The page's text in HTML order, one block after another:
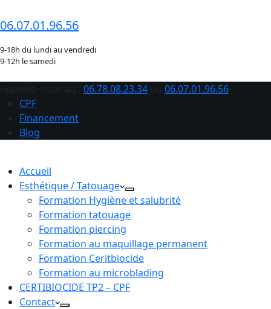
06.07.01.96.56
9-18h du lundi au vendredi
9-12h le samedi
06.78.08.23.34
06.07.01.96.56
CPF
Financement
Blog
Accueil
Esthétique / Tatouage
Formation Hygiène et salubrité
Formation tatouage
Formation piercing
Formation au maquillage permanent
Formation Ceritbiocide
Formation au microblading
CERTIBIOCIDE TP2 – CPF
Contact